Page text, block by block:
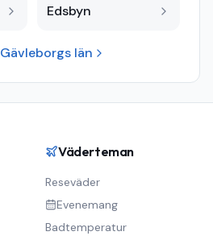
Edsbyn
Gävleborgs län
Väderteman
Reseväder
Evenemang
Badtemperatur